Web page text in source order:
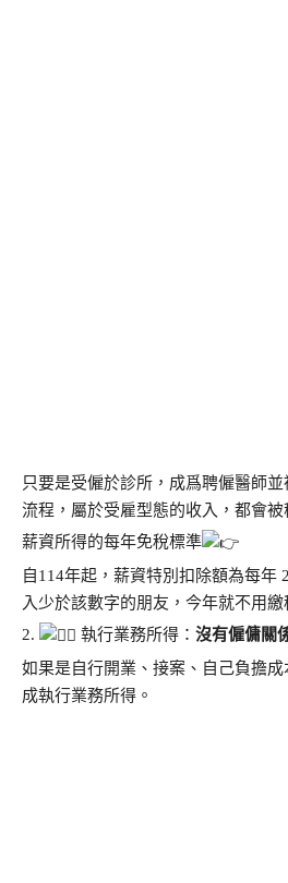
只要是受僱於診所，成爲聘僱醫師
流程，屬於受雇型態的收入，都會被
薪資所得的每年免稅標準
自114年起，薪資特別扣除額為每年
入少於該數字的朋友，今年就不用繳
2.
執行業務所得： 沒有僱傭關
如果是自行開業、接案、自己負擔
成執行業務所得。